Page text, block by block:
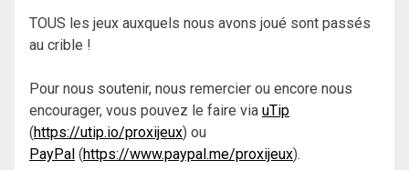
TOUS les jeux auxquels nous avons joué sont passés
au crible !
Pour nous soutenir, nous remercier ou encore nous
encourager, vous pouvez le faire via uTip
(https://utip.io/proxijeux) ou
PayPal (https://www.paypal.me/proxijeux).